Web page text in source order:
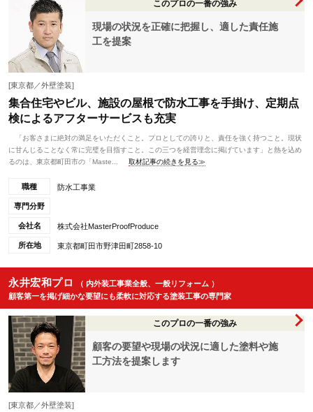
このプロの一番の強み
現場の状況を正確に把握し、適した責任施
工を提案
[東京都／外壁塗装]
集合住宅やビル、施設の屋根で防水工事を手掛け、定期点
検によるアフターサービスも充実
「お客さまに絶対の満足をいただくこと。プロとしての誇りと、責任を強く持つこと。現状
に甘んじることなく常に完璧を目指すこと。この三つを経営理念に掲げています」と熱を込め
るのは、東京都町田市の「Maste...
取材記事の続きを見る≫
職種 防水工事業
専門分野
会社名 株式会社MasterProofProduce
所在地 東京都町田市野津田町2858-10
永井宏和プロ
（ 内外装工事業全般、一般リフォーム ）
顧客第一を掲げ細かな要望にも柔軟に対応する塗装工事の専門家
このプロの一番の強み
顧客の要望や現場の状況に適した塗料や施
工方法を提案します
[東京都／外壁塗装]